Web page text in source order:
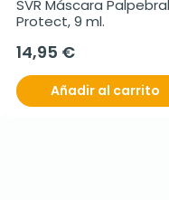
SVR Máscara Palpebral
Protect, 9 ml.
14,95 €
Añadir al carrito